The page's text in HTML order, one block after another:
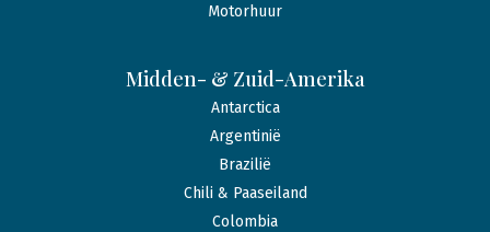
Motorhuur
Midden- & Zuid-Amerika
Antarctica
Argentinië
Brazilië
Chili & Paaseiland
Colombia